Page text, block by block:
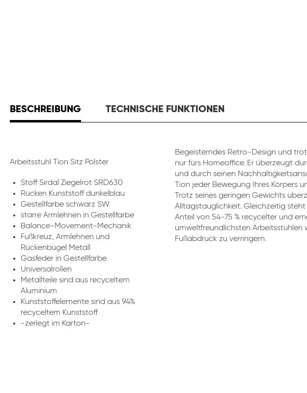
BESCHREIBUNG TECHNISCHE FUNKTIONEN
Arbeitsstuhl Tion Sitz Polster
Stoff Sirdal Ziegelrot SRD630
Rücken Kunststoff dunkelblau
Gestellfarbe schwarz SW
starre Armlehnen in Gestellfarbe
Balance-Movement-Mechanik
Fußkreuz, Armlehnen und
Rückenbügel Metall
Gasfeder in Gestellfarbe
Universalrollen
Metallteile sind aus recyceltem
Aluminium
Kunststoffelemente sind aus 94%
recyceltem Kunststoff
-zerlegt im Karton-
Begeisterndes Retro-Design und
nur fürs Homeoffice. Er überzeugt
und durch seinen
Tion jeder Bewegung Ihres Körpers
Trotz seines geringen Gewichts
Alltagstauglichkeit. Gleichzeitig
Anteil von 54-75 % recycelter und
umweltfreundlichsten
Fußabdruck zu verringern.